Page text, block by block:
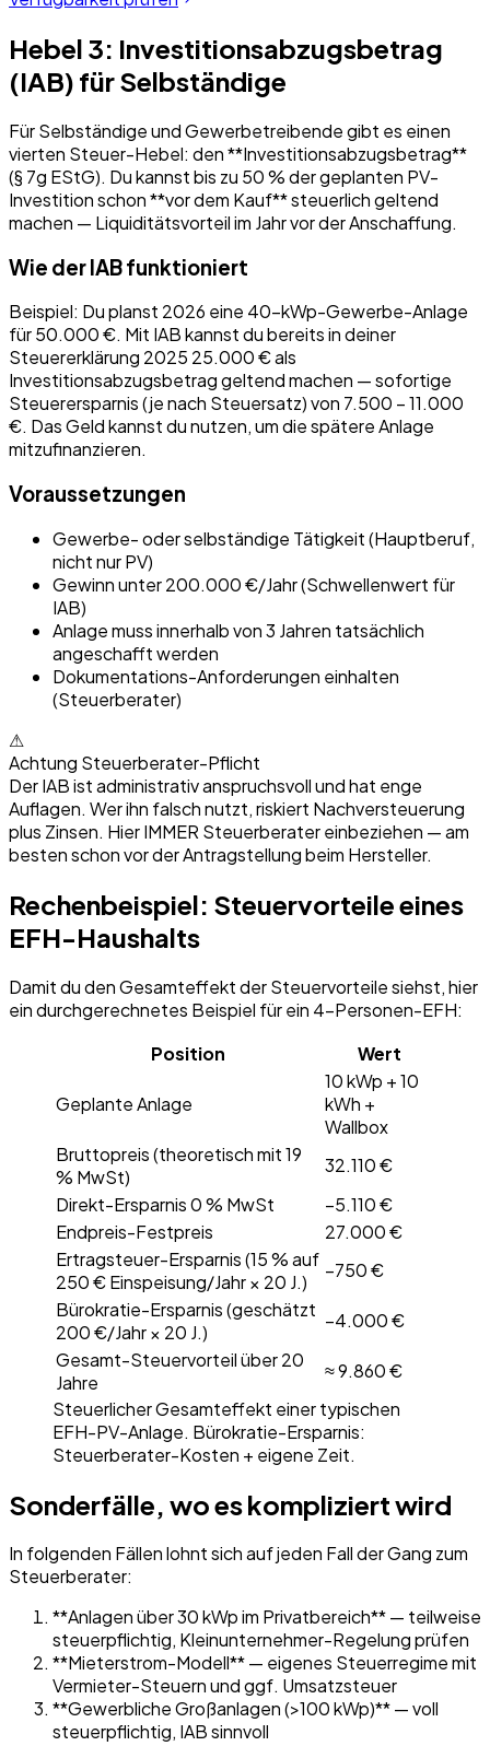
Hebel 3: Investitionsabzugsbetrag
(IAB) für Selbständige
Für Selbständige und Gewerbetreibende gibt es einen
vierten Steuer-Hebel: den **Investitionsabzugsbetrag**
(§ 7g EStG). Du kannst bis zu 50 % der geplanten PV-
Investition schon **vor dem Kauf** steuerlich geltend
machen — Liquiditätsvorteil im Jahr vor der Anschaffung.
Wie der IAB funktioniert
Beispiel: Du planst 2026 eine 40-kWp-Gewerbe-Anlage
für 50.000 €. Mit IAB kannst du bereits in deiner
Steuererklärung 2025 25.000 € als
Investitionsabzugsbetrag geltend machen — sofortige
Steuerersparnis (je nach Steuersatz) von 7.500 – 11.000
€. Das Geld kannst du nutzen, um die spätere Anlage
mitzufinanzieren.
Voraussetzungen
Gewerbe- oder selbständige Tätigkeit (Hauptberuf,
nicht nur PV)
Gewinn unter 200.000 €/Jahr (Schwellenwert für
IAB)
Anlage muss innerhalb von 3 Jahren tatsächlich
angeschafft werden
Dokumentations-Anforderungen einhalten
(Steuerberater)
⚠
Achtung Steuerberater-Pflicht
Der IAB ist administrativ anspruchsvoll und hat enge
Auflagen. Wer ihn falsch nutzt, riskiert Nachversteuerung
plus Zinsen. Hier IMMER Steuerberater einbeziehen — am
besten schon vor der Antragstellung beim Hersteller.
Rechenbeispiel: Steuervorteile eines
EFH-Haushalts
Damit du den Gesamteffekt der Steuervorteile siehst, hier
ein durchgerechnetes Beispiel für ein 4-Personen-EFH:
Position
Wert
Geplante Anlage
10 kWp + 10
kWh +
Wallbox
Bruttopreis (theoretisch mit 19
% MwSt)
32.110 €
Direkt-Ersparnis 0 % MwSt
−5.110 €
Endpreis-Festpreis
27.000 €
Ertragsteuer-Ersparnis (15 % auf
250 € Einspeisung/Jahr × 20 J.)
−750 €
Bürokratie-Ersparnis (geschätzt
200 €/Jahr × 20 J.)
−4.000 €
Gesamt-Steuervorteil über 20
Jahre
≈ 9.860 €
Steuerlicher Gesamteffekt einer typischen
EFH-PV-Anlage. Bürokratie-Ersparnis:
Steuerberater-Kosten + eigene Zeit.
Sonderfälle, wo es kompliziert wird
In folgenden Fällen lohnt sich auf jeden Fall der Gang zum
Steuerberater:
**Anlagen über 30 kWp im Privatbereich** — teilweise
steuerpflichtig, Kleinunternehmer-Regelung prüfen
**Mieterstrom-Modell** — eigenes Steuerregime mit
Vermieter-Steuern und ggf. Umsatzsteuer
**Gewerbliche Großanlagen (>100 kWp)** — voll
steuerpflichtig, IAB sinnvoll